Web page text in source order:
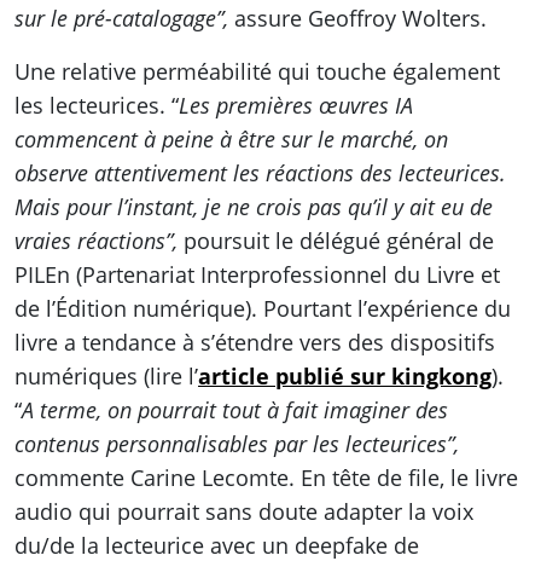
sur le pré-catalogage”, assure Geoffroy Wolters.
Une relative perméabilité qui touche également
les lecteurices. “Les premières œuvres IA
commencent à peine à être sur le marché, on
observe attentivement les réactions des lecteurices.
Mais pour l’instant, je ne crois pas qu’il y ait eu de
vraies réactions”, poursuit le délégué général de
PILEn (Partenariat Interprofessionnel du Livre et
de l’Édition numérique). Pourtant l’expérience du
livre a tendance à s’étendre vers des dispositifs
numériques (lire l’article publié sur kingkong).
“A terme, on pourrait tout à fait imaginer des
contenus personnalisables par les lecteurices”,
commente Carine Lecomte. En tête de file, le livre
audio qui pourrait sans doute adapter la voix
du/de la lecteurice avec un deepfake de